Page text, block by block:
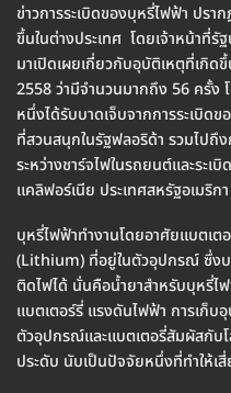
ข่าวการระเบิดของบุหรี่ไฟฟ้า ปรา
ขึ้นในต่างประเทศ โดยเจ้าหน้าที่รั
มาเปิดเผยเกี่ยวกับอุบัติเหตุที่เกิด
2558 ว่ามีจำนวนมากถึง 56 ครั้
หนึ่งได้รับบาดเจ็บจากการระเบิด
ที่สวนสนุกในรัฐฟลอริด้า รวมไปถึ
ระหว่างชาร์จไฟในรถยนต์และระเ
แคลิฟอร์เนีย ประเทศสหรัฐอเมริกา
บุหรี่ไฟฟ้าทำงานโดยอาศัยแบตเ
(Lithium) ที่อยู่ในตัวอุปกรณ์ ซึ่งบ
ติดไฟได้ นั่นคือน้ำยาสำหรับบุหรี่ไ
แบตเตอร์รี่ แรงดันไฟฟ้า การเก็
ตัวอุปกรณ์และแบตเตอรี่สัมผัสกับ
ประดับ นับเป็นปัจจัยหนึ่งที่ทำให้เ